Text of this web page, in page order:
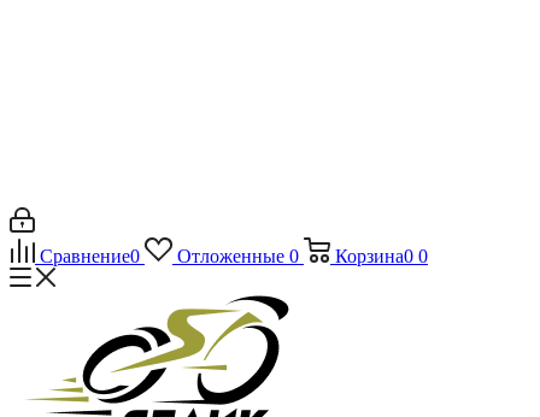
Сравнение0 Отложенные 0 Корзина0 0